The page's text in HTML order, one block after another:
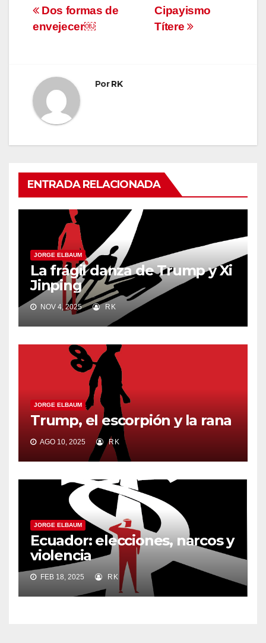
Navegación
de
Cipayismo
Títere
Dos formas de
envejecer￼
PorRK
ENTRADA RELACIONADA
JORGE ELBAUM
La frágil danza de Trump y Xi
Jinping
NOV 4, 2025 RK
JORGE ELBAUM
Trump, el escorpión y la rana
AGO 10, 2025 RK
JORGE ELBAUM
Ecuador: elecciones, narcos y
violencia
FEB 18, 2025 RK